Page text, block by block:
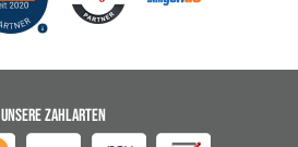
UNSERE ZAHLARTEN